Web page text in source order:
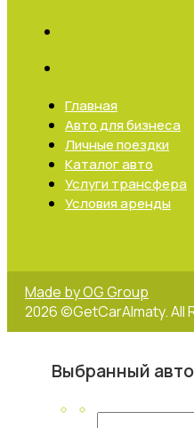
Главная
Авто для бизнеса
Личные поездки
Каталог авто
Услуги трансфера
Условия аренды
Made by OG Group
2026 ©GetCarAlmaty. All
Выбранный